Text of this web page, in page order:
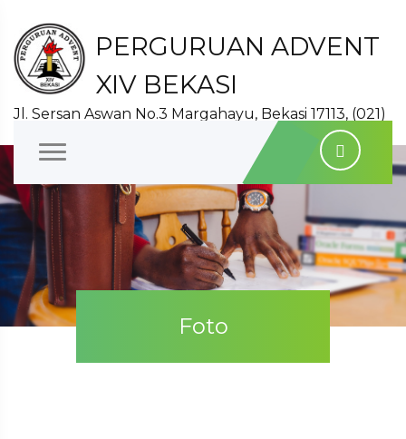
PERGURUAN ADVENT
XIV BEKASI
Jl. Sersan Aswan No.3 Margahayu, Bekasi 17113, (021)
Foto